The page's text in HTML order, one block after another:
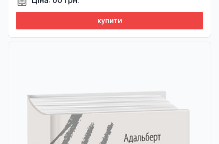
купити